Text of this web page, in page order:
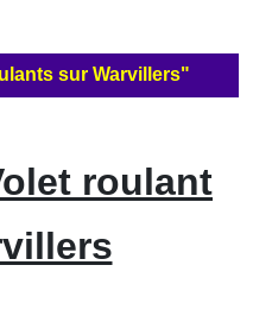
sur Warvillers"
roulant